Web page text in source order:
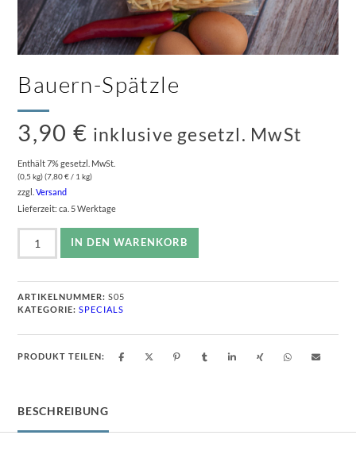
Bauern-Spätzle
3,90 € inklusive gesetzl. MwSt
Enthält 7% gesetzl. MwSt.
(0,5 kg) (7,80€/ 1 kg)
zzgl.Versand
Lieferzeit: ca. 5 Werktage
Spätzle
IN DEN WARENKORB
ARTIKELNUMMER: S05
KATEGORIE: SPECIALS
PRODUKT TEILEN:
BESCHREIBUNG